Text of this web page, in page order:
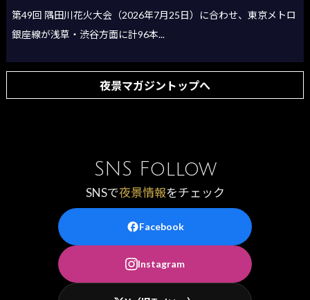
第49回 隅田川花火大会（2026年7月25日）に合わせ、東京メトロ
銀座線が浅草・渋谷方面に計96本...
夜景マガジントップへ
SNS Follow
SNSで夜景情報をチェック
Facebook
Instagram